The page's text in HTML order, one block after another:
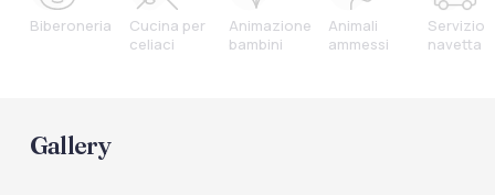
Biberoneria
Cucina per
celiaci
Animazione
bambini
Animali
ammessi
Servizio
navetta
Gallery